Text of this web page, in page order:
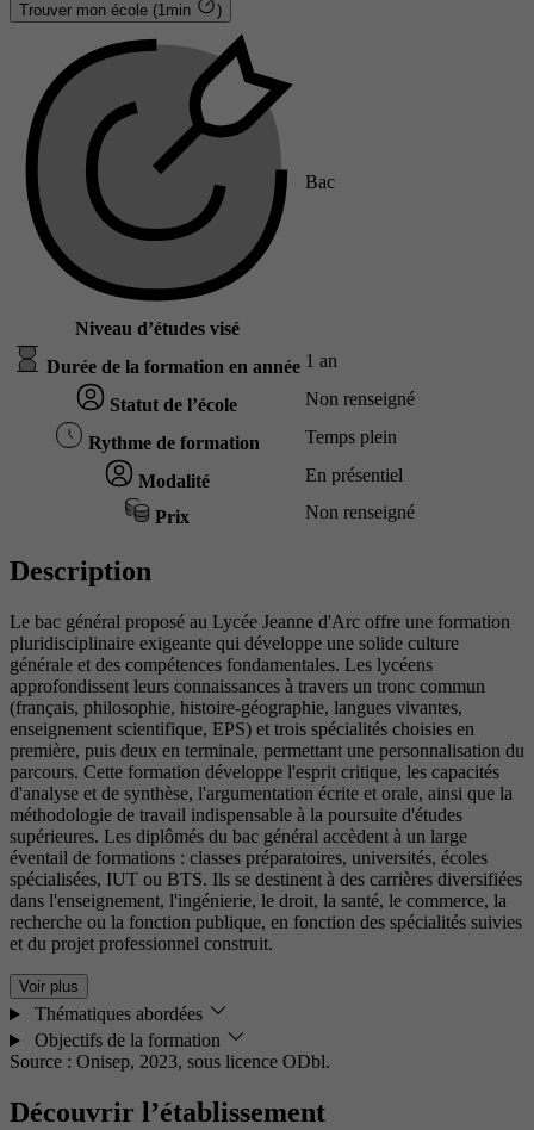
Trouver mon école (1min )
Niveau d’études visé
Bac
Durée de la formation en année 1 an
Statut de l’école Non renseigné
Rythme de formation Temps plein
Modalité En présentiel
Prix Non renseigné
Description
Le bac général proposé au Lycée Jeanne d'Arc offre une formation
pluridisciplinaire exigeante qui développe une solide culture
générale et des compétences fondamentales. Les lycéens
approfondissent leurs connaissances à travers un tronc commun
(français, philosophie, histoire-géographie, langues vivantes,
enseignement scientifique, EPS) et trois spécialités choisies en
première, puis deux en terminale, permettant une personnalisation du
parcours. Cette formation développe l'esprit critique, les capacités
d'analyse et de synthèse, l'argumentation écrite et orale, ainsi que la
méthodologie de travail indispensable à la poursuite d'études
supérieures. Les diplômés du bac général accèdent à un large
éventail de formations : classes préparatoires, universités, écoles
spécialisées, IUT ou BTS. Ils se destinent à des carrières diversifiées
dans l'enseignement, l'ingénierie, le droit, la santé, le commerce, la
recherche ou la fonction publique, en fonction des spécialités suivies
et du projet professionnel construit.
Voir plus
Thématiques abordées
Objectifs de la formation
Source : Onisep, 2023, sous licence ODbl.
Découvrir l’établissement